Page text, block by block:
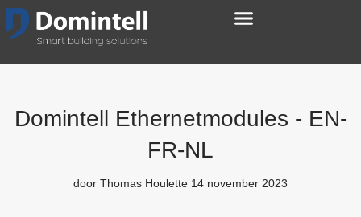
Domintell Ethernetmodules - EN-
FR-NL
door Thomas Houlette 14 november 2023